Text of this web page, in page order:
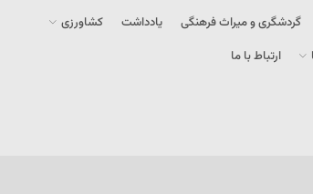
گردشگری و میراث فرهنگی یادداشت
کشاورزی
ارتباط با ما